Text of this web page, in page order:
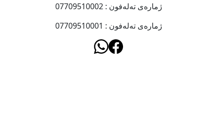
ژمارەى تەلەفون : 07709510002
ژمارەى تەلەفون : 07709510001